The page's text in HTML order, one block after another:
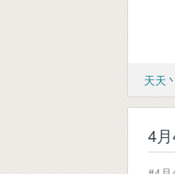
天天丶
4